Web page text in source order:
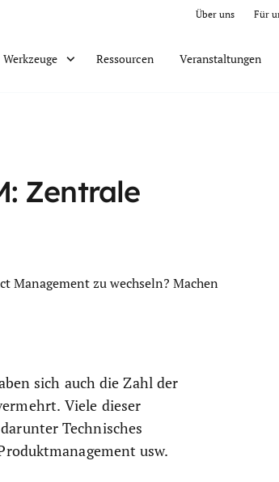
Über uns Für
Werkzeuge Ressourcen Veranstaltungen
Zentrale
Management zu wechseln? Machen
sich auch die Zahl der
Viele dieser
Technisches
usw.